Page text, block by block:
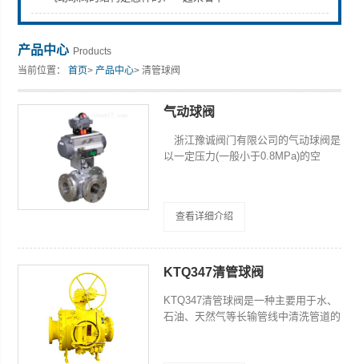
产品中心 Products
当前位置：首页>产品中心> 清管球阀
气动球阀
浙江豫诚阀门有限公司的气动球阀是
以一定压力(一般小于0.8MPa)的空
缸、机械执行机构和球阀本体组成。用
阀，空气滤清器、油雾器、节流阀、减
压阀等气动附件。 通过中控室PLC控
门进行自动化控制，能极大的提高生产
效率，节约人力资源、时间和安 全
查看详细介绍
KTQ347清管球阀
KTQ347清管球阀是一种主要用于水、
石油、天然气等长输管线中清洗管道的